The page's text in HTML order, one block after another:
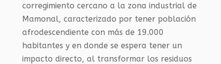
corregimiento cercano a la zona industrial de
Mamonal, caracterizado por tener población
afrodescendiente con más de 19.000
habitantes y en donde se espera tener un
impacto directo, al transformar los residuos